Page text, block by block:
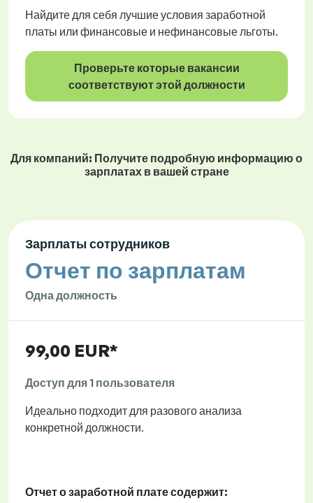
Найдите для себя лучшие условия заработной
платы или финансовые и нефинансовые льготы.
Проверьте которые вакансии
соответствуют этой должности
Для компаний: Получите подробную информацию о
зарплатах в вашей стране
Зарплаты сотрудников
Отчет по зарплатам
Одна должность
99,00 EUR*
Доступ для 1 пользователя
Идеально подходит для разового анализа
конкретной должности.
Отчет о заработной плате содержит: